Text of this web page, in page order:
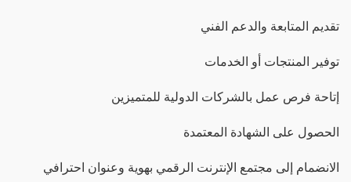
تقديم المتابعة والدعم الفني
توفير المنتجات أو الخدمات
إتاحة فرص عمل بالشركات الدولية للمتميزين
الحصول على الشهادة المعتمدة
الانضمام إلى مجتمع الإنترنت الرقمي بهوية وعنوان احترافي